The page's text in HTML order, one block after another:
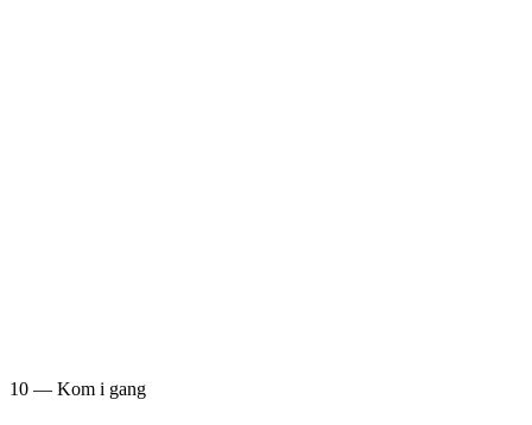
10 — Kom i gang